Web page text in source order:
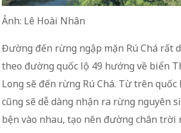
Ảnh: Lê Hoài Nhân
Đường đến rừng ngập mặn Rú Chá rất
theo đường quốc lộ 49 hướng về biển
Long sẽ đến rừng Rú Chá. Từ trên
cũng sẽ dễ dàng nhận ra rừng nguyên
bện vào nhau, tạo nên đường chân trời